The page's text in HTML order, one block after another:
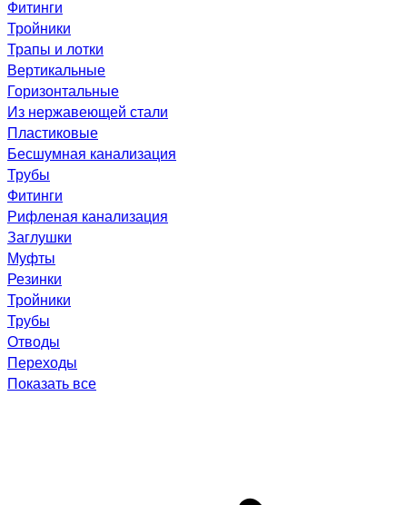
Фитинги
Тройники
Трапы и лотки
Вертикальные
Горизонтальные
Из нержавеющей стали
Пластиковые
Бесшумная канализация
Трубы
Фитинги
Рифленая канализация
Заглушки
Муфты
Резинки
Тройники
Трубы
Отводы
Переходы
Показать все